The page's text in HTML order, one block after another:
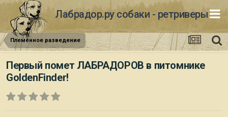
Лабрадор.ру собаки - ретриверы
Племенное разведение
Первый помет ЛАБРАДОРОВ в питомнике
GoldenFinder!